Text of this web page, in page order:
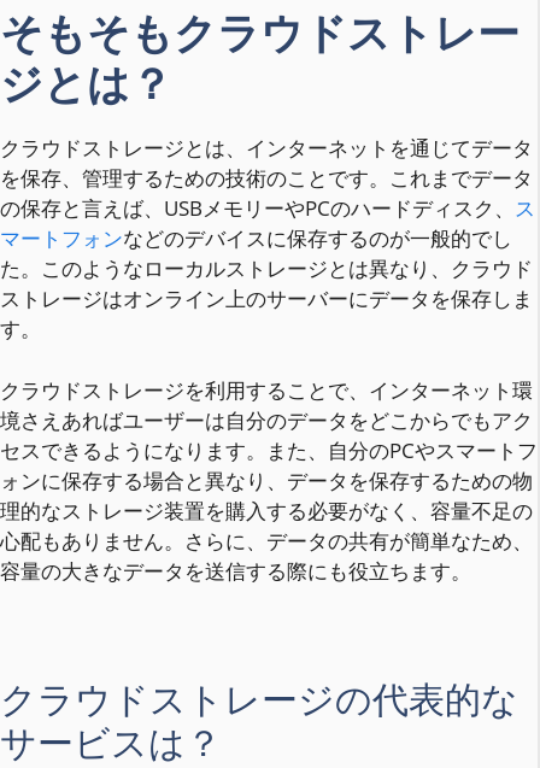
そもそもクラウドストレー
ジとは？
クラウドストレージとは、インターネットを通じてデータ
を保存、管理するための技術のことです。これまでデータ
の保存と言えば、USBメモリーやPCのハードディスク、 ス
マートフォンなどのデバイスに保存するのが一般的でし
た。このようなローカルストレージとは異なり、クラウド
ストレージはオンライン上のサーバーにデータを保存しま
す。
クラウドストレージを利用することで、インターネット環
境さえあればユーザーは自分のデータをどこからでもアク
セスできるようになります。また、自分のPCやスマートフ
ォンに保存する場合と異なり、データを保存するための物
理的なストレージ装置を購入する必要がなく、容量不足の
心配もありません。さらに、データの共有が簡単なため、
容量の大きなデータを送信する際にも役立ちます。
クラウドストレージの代表的な
サービスは？